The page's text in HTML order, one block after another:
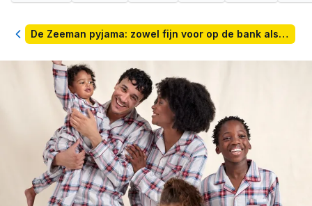
Terug De Zeeman pyjama: zowel fijn voor op de bank als in bed.